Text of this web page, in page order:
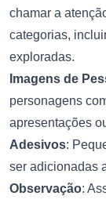
chamar a
categorias,
exploradas.
Imagens de
personagens
apresentações
Adesivos:
ser adicionadas
Observação: